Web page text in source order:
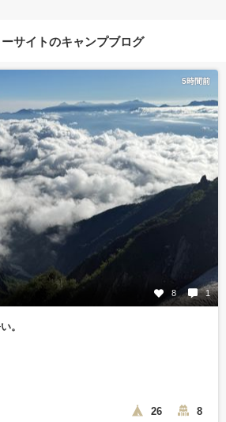
サイトのキャンプブログ
5時間前
8 1
。
26 8